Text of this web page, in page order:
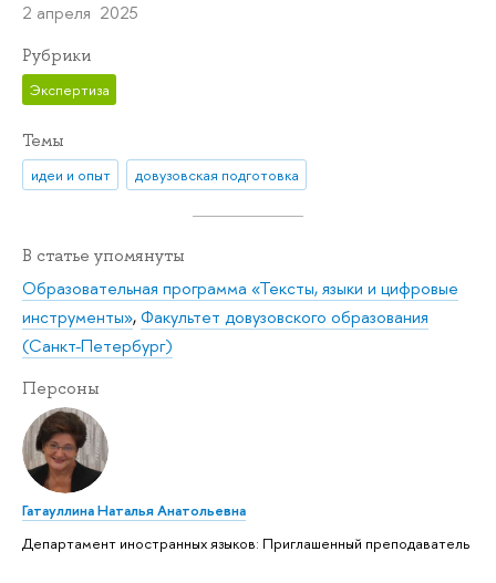
2 апреля 2025
Рубрики
Экспертиза
Темы
идеи и опыт довузовская подготовка
В статье упомянуты
Образовательная программа «Тексты, языки и цифровые
инструменты»,Факультет довузовского образования
(Санкт-Петербург)
Персоны
Гатауллина Наталья Анатольевна
Департамент иностранных языков: Приглашенный преподаватель